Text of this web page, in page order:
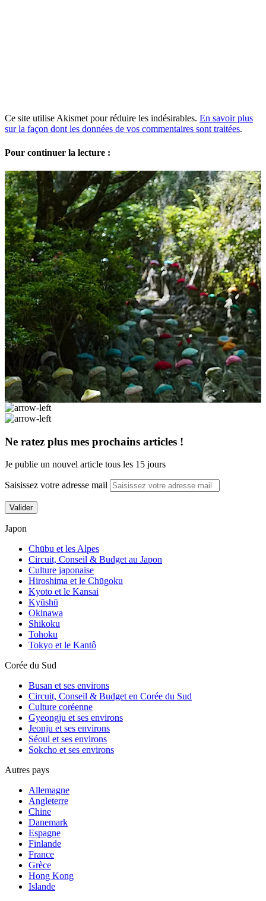
Ce site utilise Akismet pour réduire les indésirables. En savoir plus
sur la façon dont les données de vos commentaires sont traitées.
Pour continuer la lecture :
Miyajima
Ne ratez plus mes prochains articles !
Je publie un nouvel article tous les 15 jours
Saisissez votre adresse mail
Valider
Japon
Chūbu et les Alpes
Circuit, Conseil & Budget au Japon
Culture japonaise
Hiroshima et le Chūgoku
Kyoto et le Kansai
Kyūshū
Okinawa
Shikoku
Tohoku
Tokyo et le Kantô
Corée du Sud
Busan et ses environs
Circuit, Conseil & Budget en Corée du Sud
Culture coréenne
Gyeongju et ses environs
Jeonju et ses environs
Séoul et ses environs
Sokcho et ses environs
Autres pays
Allemagne
Angleterre
Chine
Danemark
Espagne
Finlande
France
Grèce
Hong Kong
Islande